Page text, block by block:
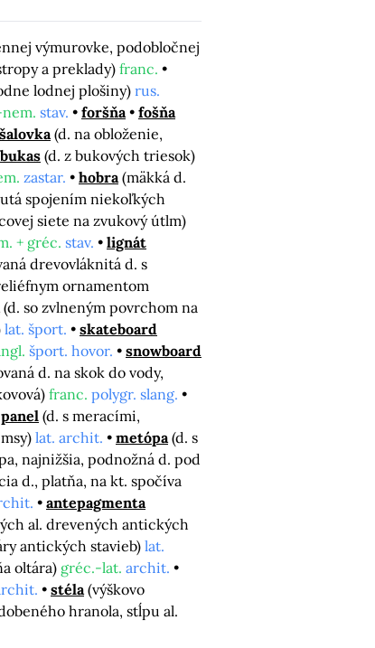
výmurovke, podobločnej
a preklady) franc.
lodnej plošiny)rus.
stav. foršňa
fošňa
šalovka (d. na obloženie,
bukas (d. z bukových triesok)
zastar. hobra (mäkká d.
spojením niekoľkých
siete na zvukový útlm)
+ gréc. stav.
lignát
drevovláknitá d. s
ornamentom
(d. so zvlneným povrchom na
lat. šport.
skateboard
šport. hovor.
snowboard
d. na skok do vody,
franc. polygr. slang.
panel (d. s meracími,
lat. archit. metópa (d. s
najnižšia, podnožná d. pod
d., platňa, na kt. spočíva
antepagmenta
al. drevených antických
antických stavieb) lat.
oltára) gréc.-lat. archit.
stéla (výškovo
hranola, stĺpu al.